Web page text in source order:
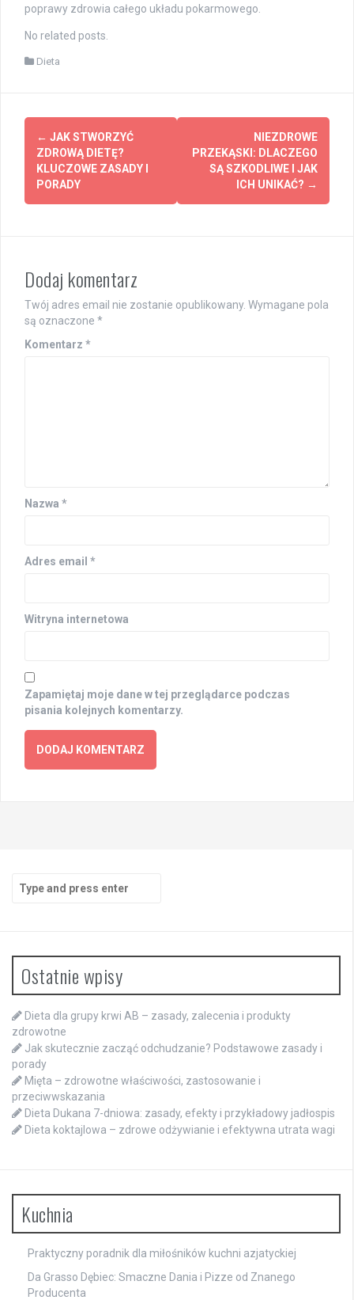
poprawy zdrowia całego układu pokarmowego.
No related posts.
Dieta
Post
navigation
← JAK STWORZYĆ
ZDROWĄ DIETĘ?
KLUCZOWE ZASADY I
PORADY
NIEZDROWE
PRZEKĄSKI: DLACZEGO
SĄ SZKODLIWE I JAK
ICH UNIKAĆ? →
Dodaj komentarz
Twój adres email nie zostanie opublikowany. Wymagane pola
są oznaczone *
Komentarz *
Nazwa *
Adres email *
Witryna internetowa
Zapamiętaj moje dane w tej przeglądarce podczas
pisania kolejnych komentarzy.
for:
Ostatnie wpisy
Dieta dla grupy krwi AB – zasady, zalecenia i produkty
zdrowotne
Jak skutecznie zacząć odchudzanie? Podstawowe zasady i
porady
Mięta – zdrowotne właściwości, zastosowanie i
przeciwwskazania
Dieta Dukana 7-dniowa: zasady, efekty i przykładowy jadłospis
Dieta koktajlowa – zdrowe odżywianie i efektywna utrata wagi
Kuchnia
Praktyczny poradnik dla miłośników kuchni azjatyckiej
Da Grasso Dębiec: Smaczne Dania i Pizze od Znanego
Producenta